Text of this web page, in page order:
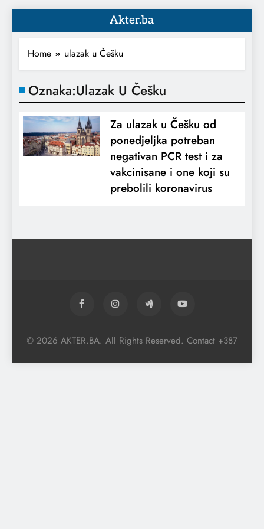
Akter.ba
Home ulazak u Češku
Oznaka:Ulazak U Češku
Za ulazak u Češku od
ponedjeljka potreban
negativan PCR test i za
vakcinisane i one koji su
prebolili koronavirus
© 2026 AKTER.BA. All Rights Reserved. Contact +387